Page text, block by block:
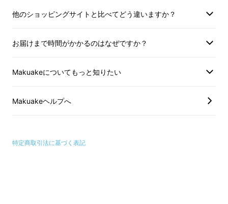
できます。うれしいですね！
水も節約できます。
綿の生産って、すべての農産物の中でも最も水
他のショッピングサイトと比べてどう違いますか？
お届けまで時間がかかるのはなぜですか？
Makuakeについてもっと知りたい
Makuakeヘルプへ
特定商取引法に基づく表記